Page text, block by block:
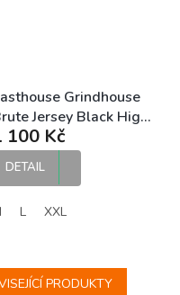
Grindhouse
Jersey Black High
MX dres
100 Kč
DETAIL
L XXL
PRODUKTY